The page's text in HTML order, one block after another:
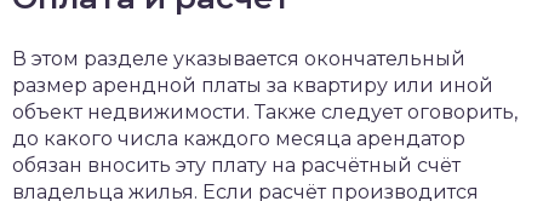
В этом разделе указывается окончательный
размер арендной платы за квартиру или иной
объект недвижимости. Также следует оговорить,
до какого числа каждого месяца арендатор
обязан вносить эту плату на расчётный счёт
владельца жилья. Если расчёт производится